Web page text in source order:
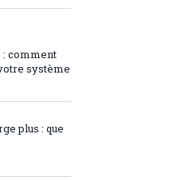
comment
système
plus : que